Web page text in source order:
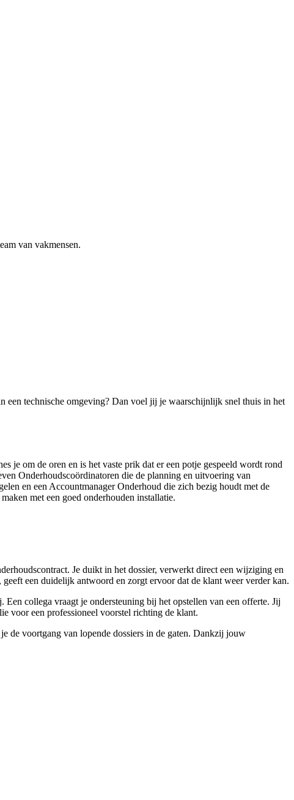
van vakmensen.
een technische omgeving? Dan voel jij je waarschijnlijk snel thuis in het
je om de oren en is het vaste prik dat er een potje gespeeld wordt rond
Onderhoudscoördinatoren die de planning en uitvoering van
en een Accountmanager Onderhoud die zich bezig houdt met de
met een goed onderhouden installatie.
Je duikt in het dossier, verwerkt direct een wijziging en
een duidelijk antwoord en zorgt ervoor dat de klant weer verder kan.
collega vraagt je ondersteuning bij het opstellen van een offerte. Jij
voor een professioneel voorstel richting de klant.
de voortgang van lopende dossiers in de gaten. Dankzij jouw